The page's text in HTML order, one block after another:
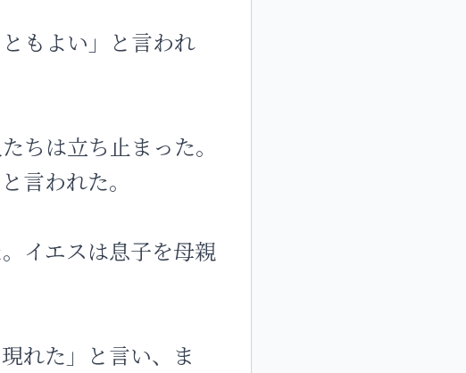
もよい」と言われ
ちは立ち止まった。
言われた。
イエスは息子を母親
れた」と言い、ま